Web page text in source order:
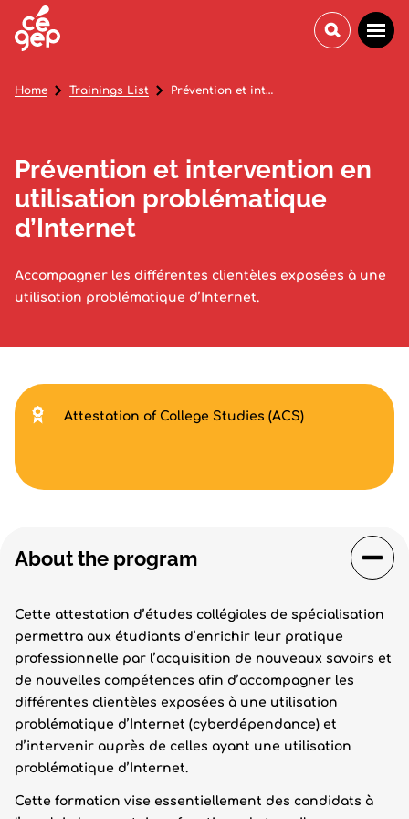
Prévention et intervention en
utilisation problématique
d’Internet
Accompagner les différentes clientèles exposées à une
utilisation problématique d’Internet.
Home Trainings List Prévention et intervention en utilisation problématique d’Internet
About the program
Cette attestation d’études collégiales de spécialisation
permettra aux étudiants d’enrichir leur pratique
professionnelle par l’acquisition de nouveaux savoirs et
de nouvelles compétences afin d’accompagner les
différentes clientèles exposées à une utilisation
problématique d’Internet (cyberdépendance) et
d’intervenir auprès de celles ayant une utilisation
problématique d’Internet.
Cette formation vise essentiellement des candidats à
Attestation of College Studies (ACS)